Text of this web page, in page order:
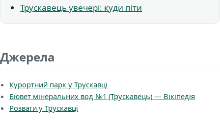
Трускавець увечері: куди піти
Джерела
Курортний парк у Трускавці
Бювет мінеральних вод №1 (Трускавець) — Вікіпедія
Розваги у Трускавці